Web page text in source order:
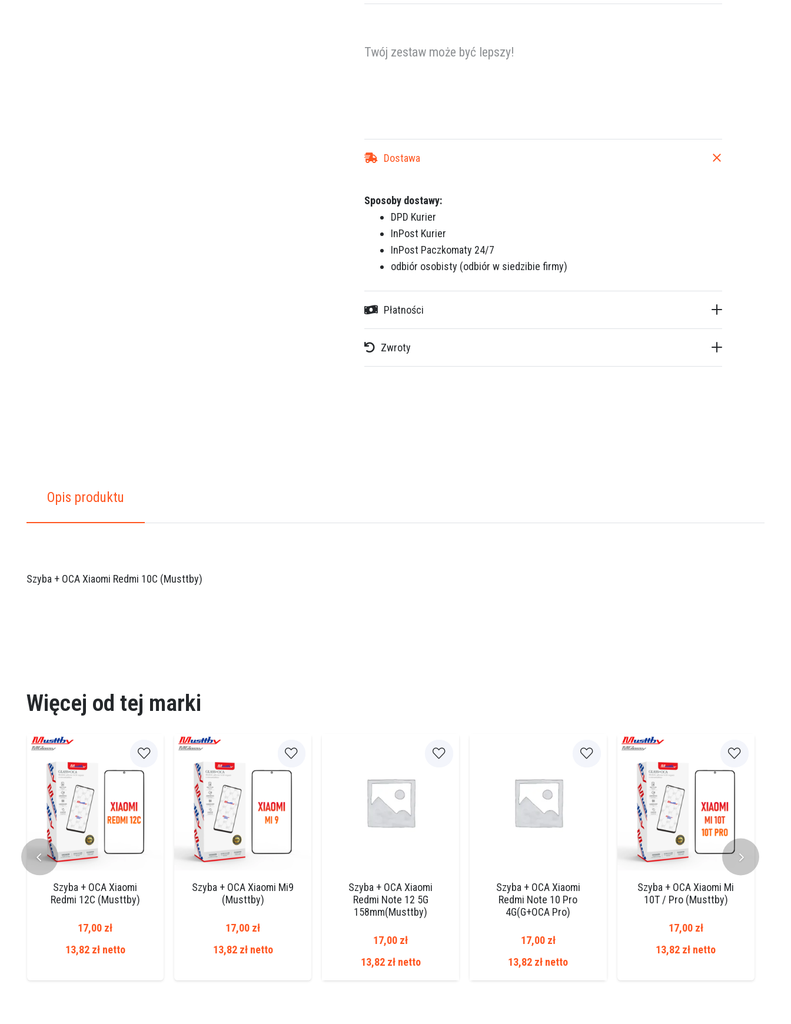
Twój zestaw może być lepszy!
Dostawa
Sposoby dostawy:
DPD Kurier
InPost Kurier
InPost Paczkomaty 24/7
odbiór osobisty (odbiór w siedzibie firmy)
Płatności
Zwroty
Opis produktu
Szyba + OCA Xiaomi Redmi 10C (Musttby)
Więcej od tej marki
Szyba + OCA Xiaomi
Redmi 12C (Musttby)
17,00 zł
13,82 złnetto
Szyba + OCA Xiaomi Mi9
(Musttby)
17,00 zł
13,82 złnetto
Szyba + OCA Xiaomi
Redmi Note 12 5G
158mm(Musttby)
17,00 zł
13,82 złnetto
Szyba + OCA Xiaomi
Redmi Note 10 Pro
4G(G+OCA Pro)
17,00 zł
13,82 zł netto
Szyba + OCA Xiaomi Mi
10T / Pro (Musttby)
17,00 zł
13,82 zł netto